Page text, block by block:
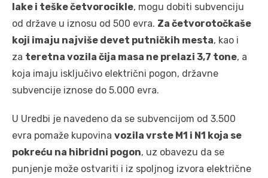
lake i teške četvorocikle, mogu dobiti subvenciju
od države u iznosu od 500 evra. Za četvorotočkaše
koji imaju najviše devet putničkih mesta, kao i
za teretna vozila čija masa ne prelazi 3,7 tone, a
koja imaju isključivo električni pogon, državne
subvencije iznose do 5.000 evra.
U Uredbi je navedeno da se subvencijom od 3.500
evra pomaže kupovina vozila vrste M1 i N1 koja se
pokreću na hibridni pogon, uz obavezu da se
punjenje može ostvariti i iz spoljnog izvora električne